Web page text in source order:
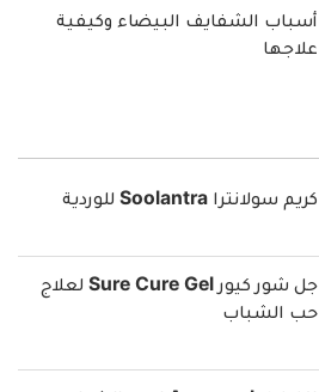
أسباب الشفايف البيضاء وكيفية
علاجها
كريم سولانترا Soolantra للوردية
جل شور كيور Sure Cure Gel لعلاج
حب الشباب